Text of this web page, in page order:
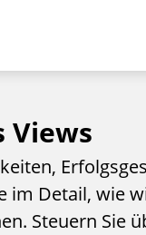
Views
im Detail, wie
Steuern Sie